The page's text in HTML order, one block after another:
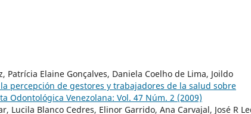
Patrícia Elaine Gonçalves, Daniela Coelho de Lima, Joildo
percepción de gestores y trabajadores de la salud sobre
Odontológica Venezolana: Vol. 47 Núm. 2 (2009)
Lucila Blanco Cedres, Elinor Garrido, Ana Carvajal, José R